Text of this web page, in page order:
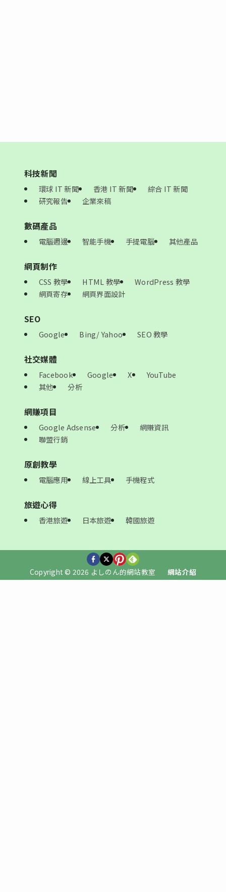
科技新聞
環球 IT 新聞 香港 IT 新聞
綜合 IT 新聞
研究報告
企業來稿
數碼產品
電腦週邊 智能手機 手提電腦 其他產品
網頁制作
CSS 教學 HTML 教學
WordPress 教學
網頁寄存
網頁界面設計
SEO
Google Bing/ Yahoo SEO 教學
社交媒體
Facebook Google X
YouTube
其他
分析
網賺項目
Google Adsense 分析
網賺資訊
聯盟行銷
原創教學
電腦應用 線上工具 手機程式
旅遊心得
香港旅遊 日本旅遊 韓國旅遊
Copyright © 2026 よしのん的網站教室 網站介紹